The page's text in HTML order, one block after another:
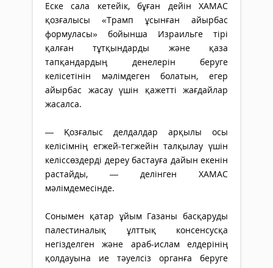
Еске сала кетейік, бұған дейін ХАМАС
қозғалысы «Трамп ұсынған айырбас
формуласы» бойынша Израильге тірі
қалған тұтқындарды және қаза
тапқандардың денелерін беруге
келісетінін мәлімдеген болатын, егер
айырбас жасау үшін қажетті жағдайлар
жасалса.
— Қозғалыс делдалдар арқылы осы
келісімнің егжей-тегжейін талқылау үшін
келіссөздерді дереу бастауға дайын екенін
растайды, — делінген ХАМАС
мәлімдемесінде.
Сонымен қатар ұйым Газаны басқаруды
палестиналық ұлттық консенсусқа
негізделген және араб-ислам елдерінің
қолдауына ие тәуелсіз органға беруге